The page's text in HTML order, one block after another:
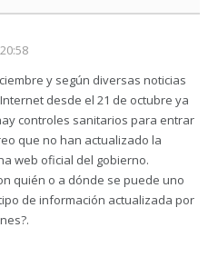
y según diversas noticias
desde el 21 de octubre ya
controles sanitarios para entrar
que no han actualizado la
web oficial del gobierno.
quién o a dónde se puede uno
de información actualizada por